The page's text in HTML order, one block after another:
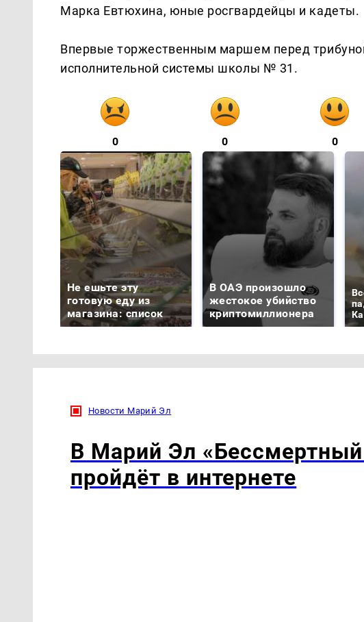
Марка Евтюхина, юные росгвардейцы и кадеты.
Впервые торжественным маршем перед
исполнительной системы школы № 31.
0 0 0
Не ешьте эту
готовую еду из
магазина: список
В ОАЭ произошло
жестокое убийство
криптомиллионера
Новости Марий Эл
В Марий Эл «Бессмертный
пройдёт в интернете